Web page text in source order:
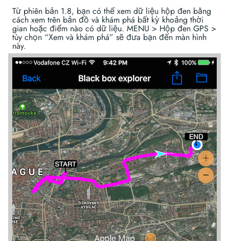
Từ phiên bản 1.8, bạn có thể xem dữ liệu hộp đen bằng
cách xem trên bản đồ và khám phá bất kỳ khoảng thời
gian hoặc điểm nào có dữ liệu. MENU > Hộp đen GPS >
tùy chọn “Xem và khám phá” sẽ đưa bạn đến màn hình
này.